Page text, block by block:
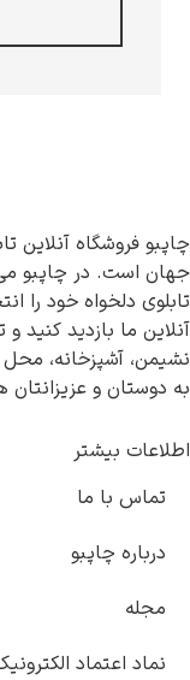
چاپبو فروشگاه آنلاین
جهان است. در چاپبو
تابلوی دلخواه خود را
آنلاین ما بازدید کنید
نشیمن، آشپزخانه، محل
به دوستان و
اطلاعات بیشتر
تماس با ما
درباره چاپبو
مجله
نماد اعتماد